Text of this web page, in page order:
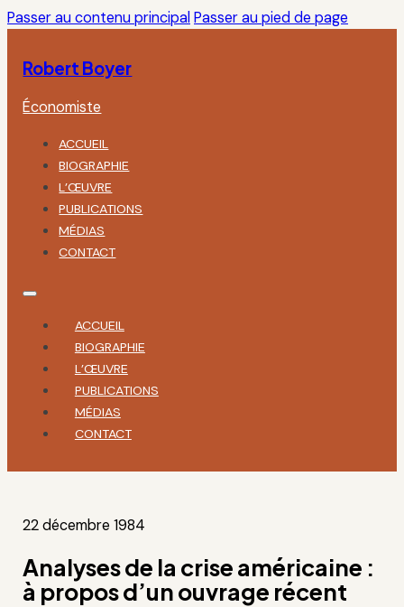
Passer au contenu principal Passer au pied de page
Robert Boyer
Économiste
ACCUEIL
BIOGRAPHIE
L’ŒUVRE
PUBLICATIONS
MÉDIAS
CONTACT
ACCUEIL
BIOGRAPHIE
L’ŒUVRE
PUBLICATIONS
MÉDIAS
CONTACT
22 décembre 1984
Analyses de la crise américaine :
à propos d’un ouvrage récent